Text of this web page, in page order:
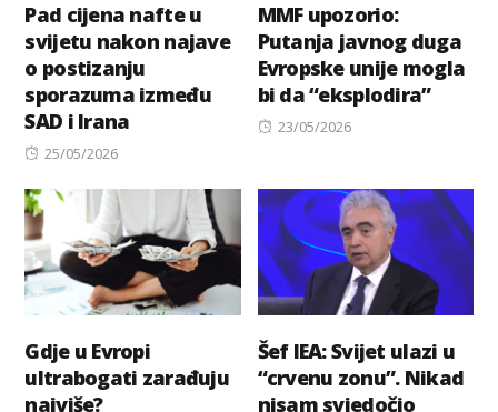
Pad cijena nafte u
svijetu nakon najave
o postizanju
sporazuma između
SAD i Irana
Posted
25/05/2026
MMF upozorio:
Putanja javnog duga
Evropske unije mogla
bi da “eksplodira”
Posted
23/05/2026
Gdje u Evropi
ultrabogati zarađuju
najviše?
Šef IEA: Svijet ulazi u
“crvenu zonu”. Nikad
nisam svjedočio